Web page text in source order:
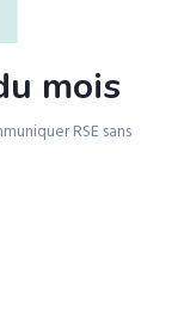
mois
RSE sans